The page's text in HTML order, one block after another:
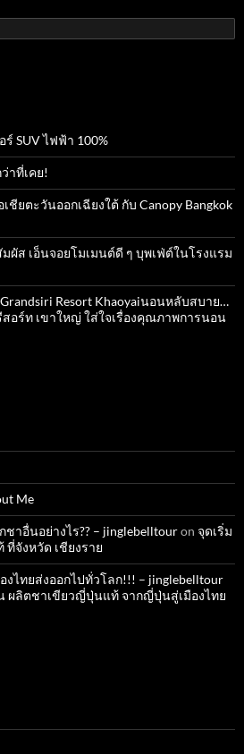
ร์ SUV ไฟฟ้า 100%
าที่เคย!
ชียตะวันออกเฉียงใต้ กับ Canopy Bangkok
ผัส เอ็นจอยโมเมนต์ดี ๆ บุพเฟ่ต์ในโรงแรม
Resort​ Khaoyaiนอนหลับสบาย…
อร์ท เขาใหญ่ ใส่ใจเรื่องคุณภาพการนอน
Me
าอื่นอย่างไร?? – jinglebelltouron จุดเริ่ม
จังหวัด เชียงราย
ไทยส่งออกไปทั่วโลก!!! – jinglebelltour
ผลิตชาเขียวญี่ปุ่นแท้ จากญี่ปุ่นสู่เมืองไทย